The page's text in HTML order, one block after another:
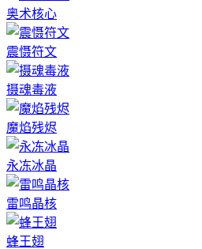
奥术核心
震慑符文
摄魂毒液
魔焰残烬
永冻冰晶
雷鸣晶核
蜂王翅